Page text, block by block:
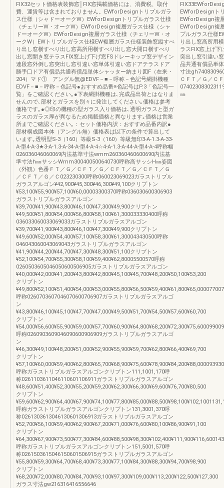
FIX32セット価格表装飾窓│FIX窓掲載価格には、消費税、取付
費、運賃等は含まれておりません。EWforDesignトリプルガラ
ス仕様（シャドーオークW）EWforDesignトリプルガラス仕様
（チェリーW・オークW）EWforDesign複層ガラス仕様（シャ
ドーオークW）EWforDesign複層ガラス仕様（チェリーW・オ
ークW）EWトリプルガラス仕様EW複層ガラス仕様装飾窓縦すべ
り出し窓横すべり出し窓高所用横すべり出し窓大開口横すべり
出し窓開き窓テラスFIX窓上げ下げ窓FSドレーキップ窓デザイン
連段窓外倒し窓突出し窓引違い窓単体引違い窓ドアテラスドア
勝手口ドア有償品共通有償品単体シャッター納まり図F（在来・
204）マド① アングル無@EDVF－■－呼称－色記号網掛機種
EDVF－■－呼称－色記号●おすすめ品番※色記号はP.3「色記号一
覧」をご確認ください｡●下表網掛機種は､完成品出荷とはなりま
せんので､部材とガラスを別々に発注してください｡価格は参考
価格です｡●◎印の機種の型ガラス入り価格は､透明ガラスと型ガ
ラスのガラス厚が異なるため掲載価格と異なります｡価格は営業
所までご確認ください｡：セット価格内訳：おすすめ品番内訳●
部材構成図本体（アングル無）価格表は以下の条件で算出して
います｡透明型S-3（160）等級S-3（160）等級無印3-A-1.3-A-33-
A-型4-A-3★3-A-1.3-A-34-A-型4-A-4☆4-A-1.3-A-44-A-型4-A-4呼称幅
026036046060069内法基準寸法wmm260360460600690内法基
準寸法h㎜サッシWmm300400500640730呼称高サッシH㎜姿図
（外観）色番ＦＴ／Ｇ／ＣＦＴ／Ｇ／ＣＦＴ／Ｇ／ＣＦＴ／Ｇ
／ＣＦＴ／Ｇ／Ｃ023230300呼称060023069023ガラストリプル
ガラスアルゴン¥42,900¥45,300¥46,300¥49,100クリプトン
¥53,100¥55,900¥57,100¥60,00003300370呼称036030600306903
ガラストリプルガラスアルゴン
¥39,700¥41,900¥43,800¥46,100¥47,300¥49,900クリプトン
¥49,500¥51,800¥54,000¥56,800¥58,100¥61,300033330400呼称
036033060033069033ガラストリプルガラスアルゴン
¥39,700¥41,900¥43,800¥46,100¥47,300¥49,900クリプトン
¥49,600¥52,000¥54,400¥57,100¥58,300¥61,300043430500呼称
046043060043069043ガラストリプルガラスアルゴン
¥41,900¥44,200¥44,700¥47,300¥48,300¥51,100クリプトン
¥52,100¥54,700¥55,300¥58,100¥59,400¥62,80005500570呼称
0260503605046050600506905ガラストリプルガラスアルゴン
¥40,000¥42,000¥41,200¥43,800¥42,800¥45,100¥45,700¥48,200¥50,100¥53,200
クリプトン
呼称0260703607046070600706907ガラストリプルガラスアルゴ
ン
¥43,800¥46,100¥45,100¥47,700¥47,000¥49,500¥51,700¥54,500¥57,600¥60,700
クリプトン
呼称0260903609046090600906909ガラストリプルガラスアルゴ
ン
¥46,300¥49,100¥48,200¥51,000¥52,900¥55,900¥59,700¥62,800¥66,400¥69,700
クリプトン
呼称ガラストリプルガラスアルゴンクリプトン111,1001,170呼
称0261103611046110601106911ガラストリプルガラスアルゴン
¥48,600¥51,400¥52,300¥55,200¥59,200¥62,300¥66,300¥69,600¥76,700¥80,500
クリプトン
呼称ガラストリプルガラスアルゴンクリプトン131,3001,370呼
称0261303613046130601306913ガラストリプルガラスアルゴン
¥52,700¥56,100¥59,400¥62,900¥67,200¥71,000¥76,600¥80,100¥86,900¥91,100
クリプトン
呼称ガラストリプルガラスアルゴンクリプトン151,5001,570呼
称0261503615046150601506915ガラストリプルガラスアルゴン
¥55,800¥59,300¥64,700¥68,400¥73,300¥77,100¥84,300¥88,300¥94,700¥98,900
クリプトン
¥68,200¥72,000¥80,700¥84,700¥93,100¥97,300¥109,000¥113,200¥122,500¥127,300
ガラス寸法gw216316416556646
EWforDesignト
EWforDesign複
EWforDesign複
プルガラス仕様
り出し窓高所用
ラスFIX窓上げ下
突出し窓引違い
品共通有償品単
寸法
ＣＦＴ／Ｇ／Ｃ
㎜